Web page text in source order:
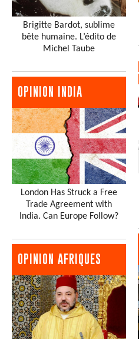
Brigitte Bardot, sublime
bête humaine. L’édito de
Michel Taube
OPINION INDIA
London Has Struck a Free
Trade Agreement with
India. Can Europe Follow?
OPINION AFRIQUES